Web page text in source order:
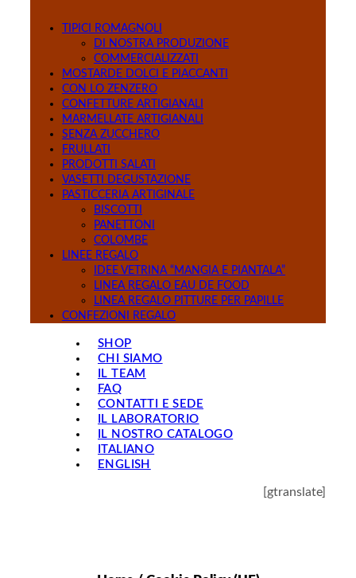
TIPICI ROMAGNOLI
DI NOSTRA PRODUZIONE
COMMERCIALIZZATI
MOSTARDE DOLCI E PIACCANTI
CON LO ZENZERO
CONFETTURE ARTIGIANALI
MARMELLATE ARTIGIANALI
SENZA ZUCCHERO
FRULLATI
PRODOTTI SALATI
VASETTI DEGUSTAZIONE
PASTICCERIA ARTIGINALE
BISCOTTI
PANETTONI
COLOMBE
LINEE REGALO
IDEE VETRINA “MANGIA E PIANTALA”
LINEA REGALO EAU DE FOOD
LINEA REGALO PITTURE PER PAPILLE
CONFEZIONI REGALO
SHOP
CHI SIAMO
IL TEAM
FAQ
CONTATTI E SEDE
IL LABORATORIO
IL NOSTRO CATALOGO
ITALIANO
ENGLISH
[gtranslate]